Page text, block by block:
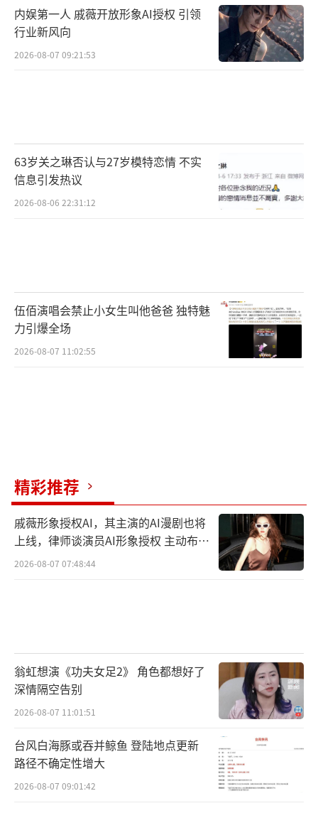
内娱第一人 戚薇开放形象AI授权 引领
行业新风向
2026-08-07 09:21:53
63岁关之琳否认与27岁模特恋情 不实
信息引发热议
2026-08-06 22:31:12
伍佰演唱会禁止小女生叫他爸爸 独特魅
力引爆全场
2026-08-07 11:02:55
精彩推荐
戚薇形象授权AI，其主演的AI漫剧也将
上线，律师谈演员AI形象授权 主动布局
数字资产
2026-08-07 07:48:44
翁虹想演《功夫女足2》 角色都想好了
深情隔空告别
2026-08-07 11:01:51
台风白海豚或吞并鲸鱼 登陆地点更新
路径不确定性增大
2026-08-07 09:01:42